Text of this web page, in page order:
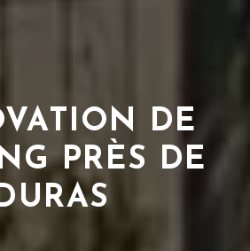
DE
PRÈS DE